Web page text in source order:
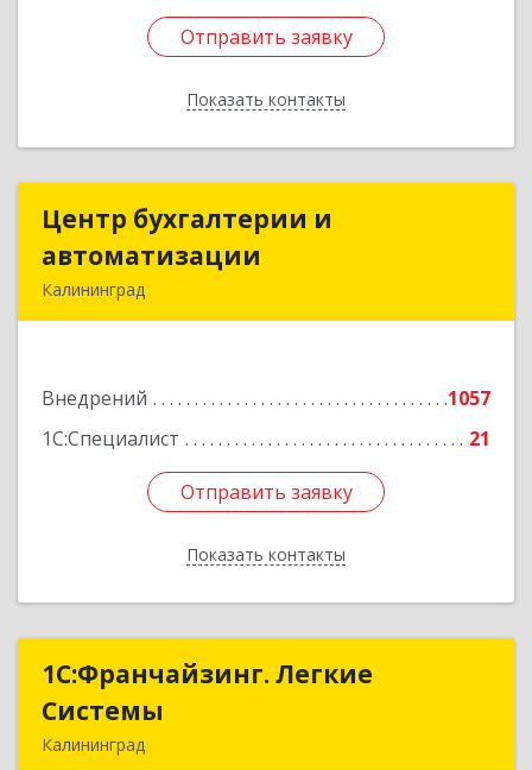
Отправить заявку
Показать контакты
Отправить заявку
Назад
Центр бухгалтерии и
автоматизации
Калининград
Внедрений
1057
1С:Специалист
21
Отправить заявку
Показать контакты
Центр бухгалтерии и
Подробнее
Отправить заявку
Назад
1С:Франчайзинг. Легкие
Системы
Калининград
1С:Франчайзинг. Легкие